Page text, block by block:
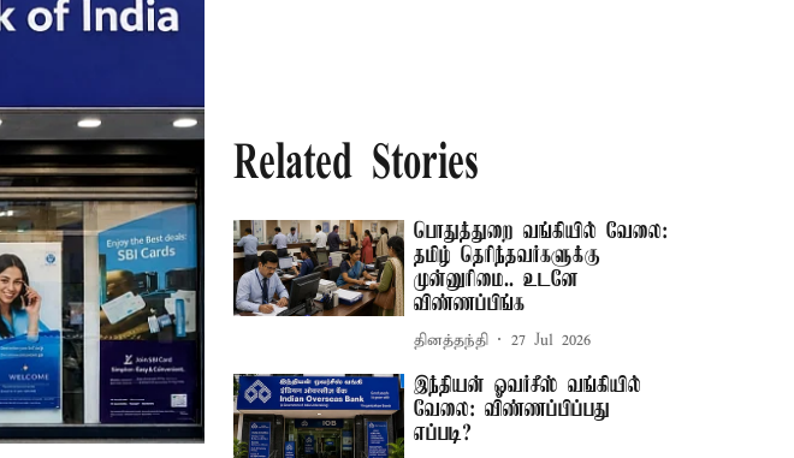
Related Stories
பொதுத்துறை வங்கியில் வேலை:
தமிழ் தெரிந்தவர்களுக்கு
முன்னுரிமை.. உடனே
விண்ணப்பிங்க
தினத்தந்தி 27 Jul 2026
இந்தியன் ஓவர்சீஸ் வங்கியில்
வேலை: விண்ணப்பிப்பது
எப்படி?